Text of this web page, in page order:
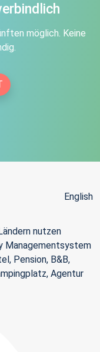
möglich. Keine
English
nutzen
Managementsystem
Pension, B&B,
Agentur